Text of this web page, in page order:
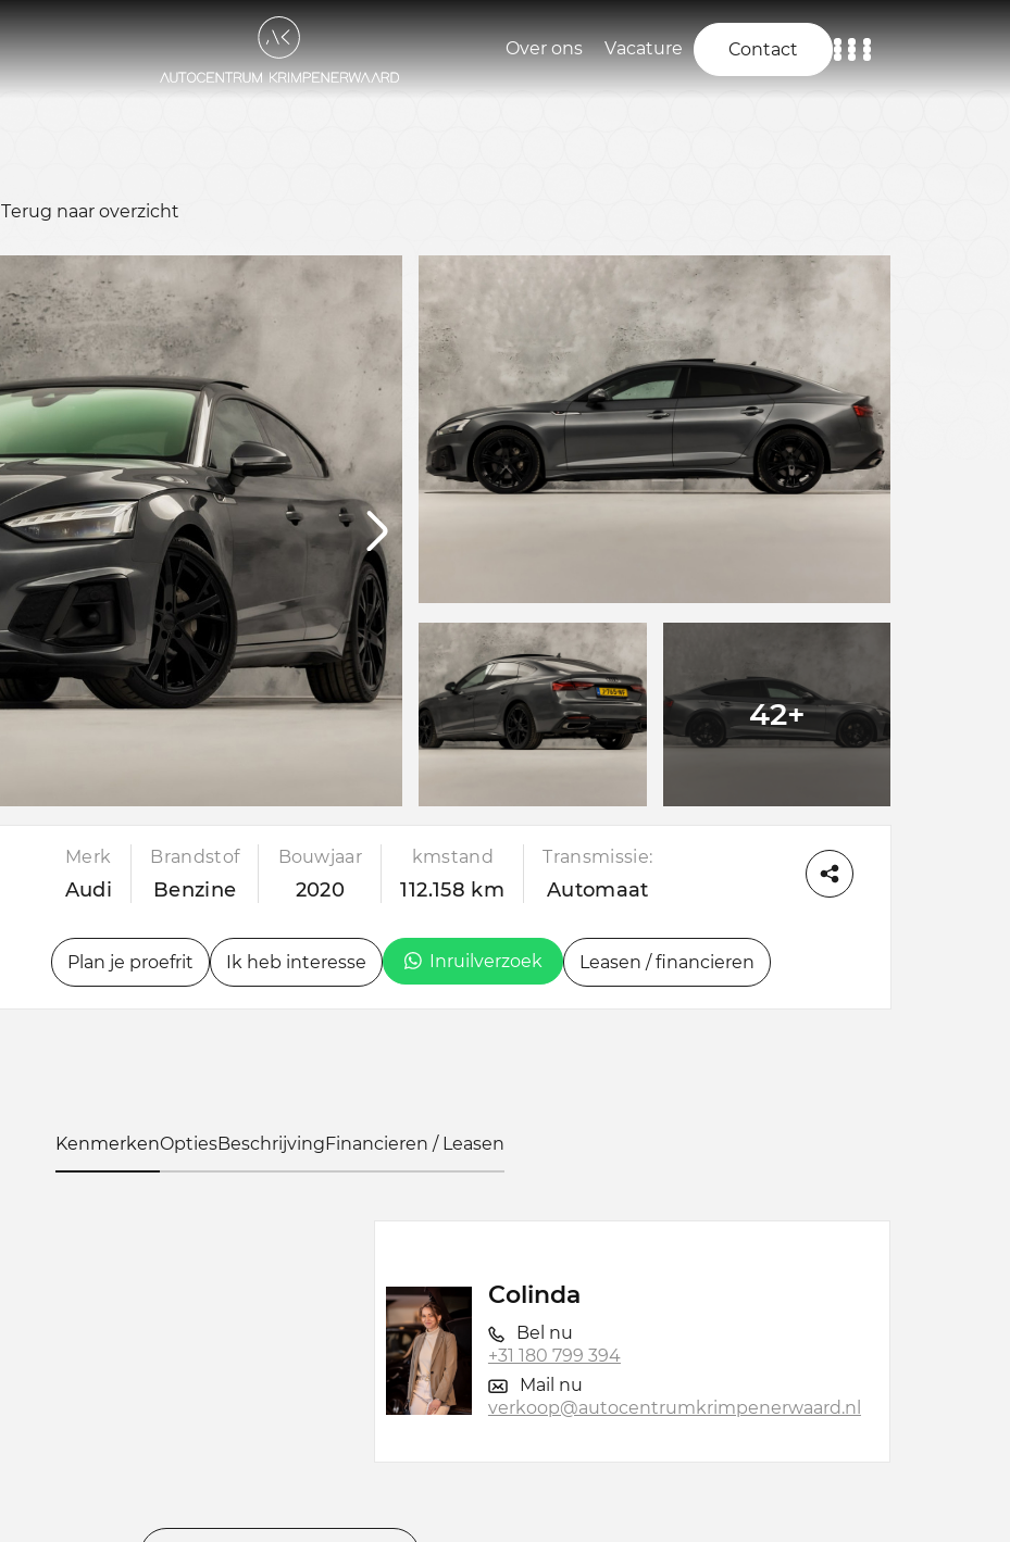
Over ons Vacature Contact
Diensten
Over ons
Vacature
Contact
Terug naar overzicht
42+
Merk
Audi
Brandstof
Benzine
Bouwjaar
2020
kmstand
112.158 km
Transmissie:
Automaat
Plan je proefrit Ik heb interesse Inruilverzoek Leasen / financieren
KenmerkenOptiesBeschrijvingFinancieren / Leasen
Colinda
Bel nu
+31 180 799 394
Mail nu
verkoop@autocentrumkrimpenerwaard.nl